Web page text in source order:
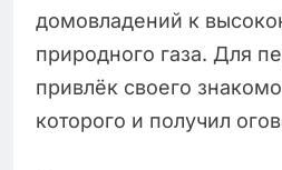
домовладений к
природного газа. Для
привлёк своего
которого и получил